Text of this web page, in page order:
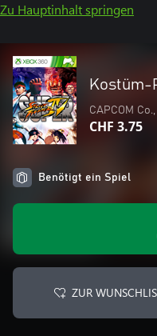
Zu Hauptinhalt springen
Kostüm-
CAPCOM
CHF 3.75
Benötigt ein Spiel
ZUR